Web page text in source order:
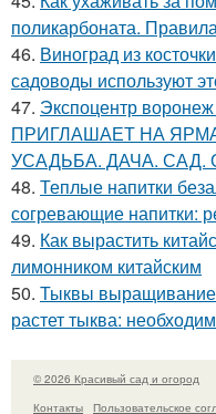
поликарбоната. Правила
46. Виноград из
садоводы используют
47. Экспоцентр
ПРИГЛАШАЕТ НА
УСАДЬБА. ДАЧА. САД.
48. Теплые напитки
согревающие напитки:
49. Как вырастить
лимонником китайским
50. Тыквы выращивание
растет тыква:
© 2026 Красивый сад и огород
Контакты
Пользовательское